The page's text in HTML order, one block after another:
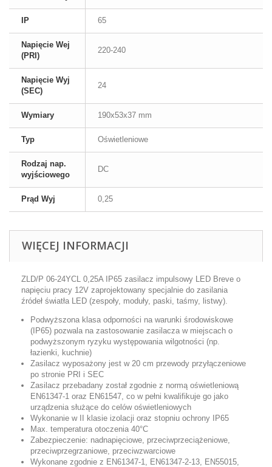
IP 65
Napięcie Wej
(PRI)
220-240
Napięcie Wyj
(SEC)
24
Wymiary 190x53x37 mm
Typ Oświetleniowe
Rodzaj nap.
wyjściowego
DC
Prąd Wyj 0,25
WIĘCEJ INFORMACJI
ZLD/P 06-24YCL 0,25A IP65 zasilacz impulsowy LED Breve o
napięciu pracy 12V zaprojektowany specjalnie do zasilania
źródeł światła LED (zespoły, moduły, paski, taśmy, listwy).
Podwyższona klasa odporności na warunki środowiskowe
(IP65) pozwala na zastosowanie zasilacza w miejscach o
podwyższonym ryzyku występowania wilgotności (np.
łazienki, kuchnie)
Zasilacz wyposażony jest w 20 cm przewody przyłączeniowe
po stronie PRI i SEC
Zasilacz przebadany został zgodnie z normą oświetleniową
EN61347-1 oraz EN61547, co w pełni kwalifikuje go jako
urządzenia służące do celów oświetleniowych
Wykonanie w II klasie izolacji oraz stopniu ochrony IP65
Max. temperatura otoczenia 40°C
Zabezpieczenie: nadnapięciowe, przeciwprzeciążeniowe,
przeciwprzegrzaniowe, przeciwzwarciowe
Wykonane zgodnie z EN61347-1, EN61347-2-13, EN55015,